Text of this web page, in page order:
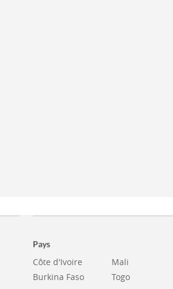
Pays
Côte d'Ivoire
Burkina Faso
Mali
Togo